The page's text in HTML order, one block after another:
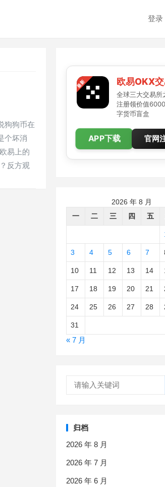
登录
狗狗币在
个坏消
易上的
反方观
欧易OKX
全球三大交易所
注册领价值
字货币盲盒
APP下载 官网
2026 年 8 月
一
二 三 四 五
3 4 5 6 7
10 11 12 13 14
17 18 19 20 21
24 25 26 27 28
31
« 7 月
归档
2026 年 8 月
2026 年 7 月
2026 年 6 月